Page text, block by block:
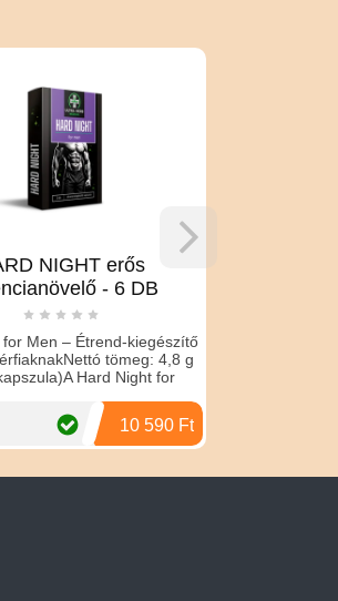
DEEP THROAT
STRAWBERRY
Száj és torok spray. Orális szexhez
kifejlesztve, amely csökkenti a
diszkomfort érzetet. Eper ízével további